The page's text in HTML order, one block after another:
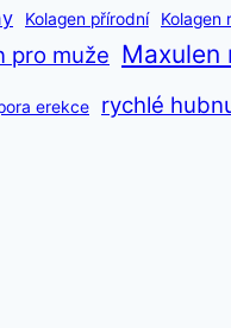
Kolagen přírodní Kolagen
pro muže Maxulen
erekce rychlé